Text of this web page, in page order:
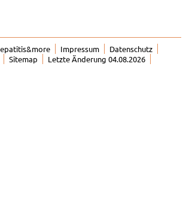
Impressum
Datenschutz
Sitemap Letzte Änderung 04.08.2026